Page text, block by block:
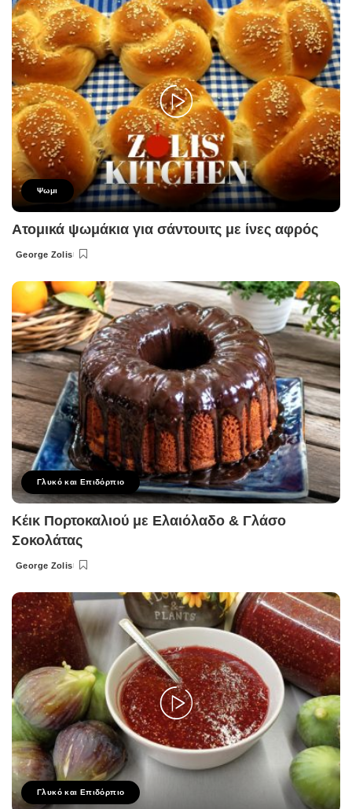
Ψωμι
Ατομικά ψωμάκια για σάντουιτς με ίνες αφρός
Posted
George Zolis
Γλυκό και Επιδόρπιο
Κέικ Πορτοκαλιού με Ελαιόλαδο & Γλάσο
Σοκολάτας
Posted
George Zolis
Γλυκό και Επιδόρπιο